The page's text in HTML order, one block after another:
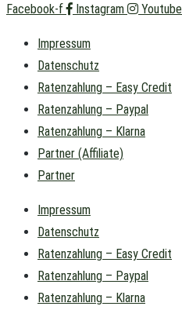
Facebook-f Instagram Youtube
Impressum
Datenschutz
Ratenzahlung – Easy Credit
Ratenzahlung – Paypal
Ratenzahlung – Klarna
Partner (Affiliate)
Partner
Impressum
Datenschutz
Ratenzahlung – Easy Credit
Ratenzahlung – Paypal
Ratenzahlung – Klarna